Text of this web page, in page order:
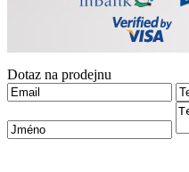
Dotaz na prodejnu